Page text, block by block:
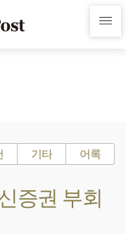
기타 어록
증권 부회